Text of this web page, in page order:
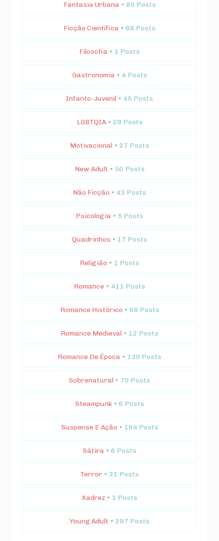
Fantasia Urbana • 80 Posts
Ficção Científica • 68 Posts
Filosofia • 1 Posts
Gastronomia • 4 Posts
Infanto-Juvenil • 45 Posts
LGBTQIA • 29 Posts
Motivacional • 27 Posts
New Adult • 50 Posts
Não Ficção • 43 Posts
Psicologia • 5 Posts
Quadrinhos • 17 Posts
Religião • 1 Posts
Romance • 411 Posts
Romance Histórico • 66 Posts
Romance Medieval • 12 Posts
Romance De Época • 130 Posts
Sobrenatural • 70 Posts
Steampunk • 6 Posts
Suspense E Ação • 184 Posts
Sátira • 6 Posts
Terror • 31 Posts
Xadrez • 1 Posts
Young Adult • 297 Posts